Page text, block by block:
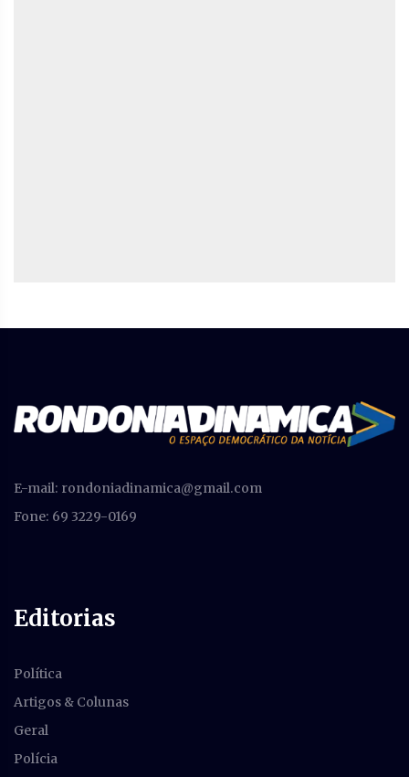
E-mail: rondoniadinamica@gmail.com
Fone: 69 3229-0169
Editorias
Política
Artigos & Colunas
Geral
Polícia